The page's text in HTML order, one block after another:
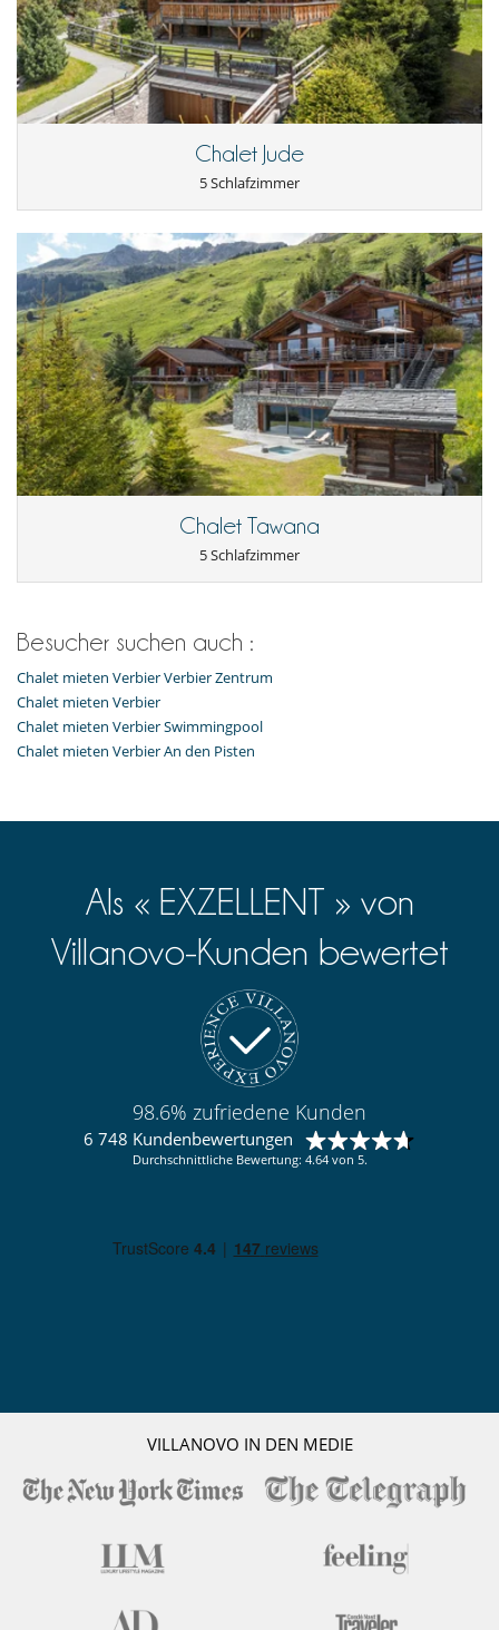
Independent Stay
Exclusive Chalet
Meet and Greet on arrival
Alpine provisions basket
Fresh linen and towels
Mid-week towel change
Aesop bathroom amenities
Robes and slippers
Personalised checkout
Pre-arrival concierge (Mon-Fri, 08:30 - 18:00)
In-resort concierge ( Daily, 08:30 - 18:00)
* Add a private Chef, driver or in-chalet wellness through
our à la carte Menu.
Location
Situated on a sunny plateau, the chalet offers convenient access to
the main attractions. A five-minute walk from the Médran chairlift and
ten minutes from the centre of Verbier, you can easily explore the
slopes (a five-minute walk away) or the village. A chauffeur service is
available to make your journeys easier, making skiing and trips into
town simple and enjoyable. en ville simples et agréables.
Balkon
Sie kochen selbst
Für Ihren Komfort und Ihr Wohlbefinden
Fernsehraum
Kamin
In der Nähe
Kinder willkommen
Küche und Ausstattung
amerikanische Küche
Unterhaltung, Wohlbefinden & Sport
Massageraum
Chalet Jude
5 Schlafzimmer
Chalet Tawana
5 Schlafzimmer
Besucher suchen auch :
Chalet mieten Verbier Verbier Zentrum
Chalet mieten Verbier
Chalet mieten Verbier Swimmingpool
Chalet mieten Verbier An den Pisten
Als « EXZELLENT » von
Villanovo-Kunden bewertet
98.6% zufriedene Kunden
6 748 Kundenbewertungen
Durchschnittliche Bewertung: 4.64 von 5.
VILLANOVO IN DEN MEDIE